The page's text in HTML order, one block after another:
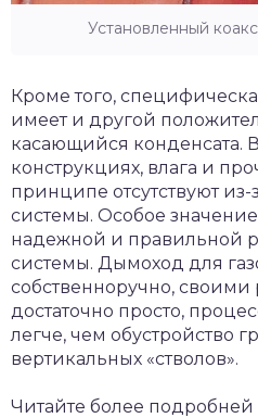
Установленный
Кроме того,
имеет и другой
касающийся конденсата.
конструкциях, влага и
принципе отсутствуют
системы. Особое
надежной и правильной
системы. Дымоход для
собственноручно, своими
достаточно просто,
легче, чем обустройство
вертикальных «стволов».
Читайте более подробней